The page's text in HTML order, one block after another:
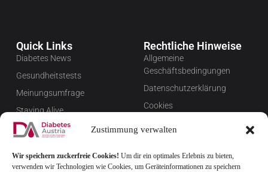
Zustimmung verwalten
Wir speichern zuckerfreie Cookies! Um dir ein optimales Erlebnis zu bieten,
verwenden wir Technologien wie Cookies, um Geräteinformationen zu speichern
Quick Links
Diabetes News
Gesundheitstests
Meinungsumfrage
Staying Alive
Favoriten
Rechtliche Hinweise
Allgemeine
Geschäftsbedingungen
Datenschutzerklärung
Cookies
Newsletter verwalten